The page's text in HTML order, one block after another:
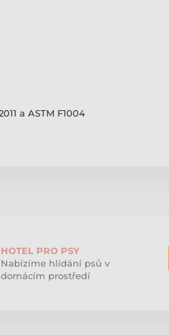
a ASTM F1004
HOTEL PRO PSY
Nabízíme hlídání psů v
domácím prostředí